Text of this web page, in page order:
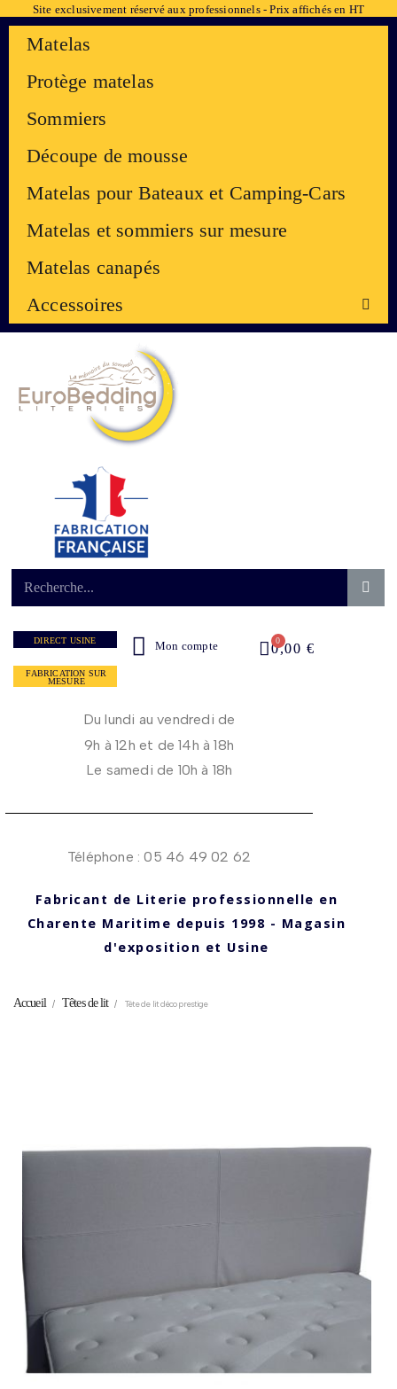
Site exclusivement réservé aux professionnels - Prix affichés en HT
Matelas
Protège matelas
Sommiers
Découpe de mousse
Matelas pour Bateaux et Camping-Cars
Matelas et sommiers sur mesure
Matelas canapés
Accessoires
DIRECT USINE
FABRICATION SUR
MESURE
Mon compte 0,00 €
Du lundi au vendredi de
9h à 12h et de 14h à 18h
Le samedi de 10h à 18h
Téléphone : 05 46 49 02 62
Fabricant de Literie professionnelle en
Charente Maritime depuis 1998 - Magasin
d'exposition et Usine
Accueil Têtes de lit Tête de lit déco prestige